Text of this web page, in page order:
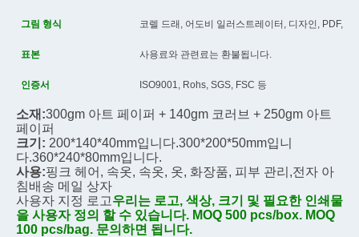
그림 형식 코렐 드래, 어도비 일러스트레이터, 디자인, PDF, 포
표본 사용료와 관련료는 환불됩니다.
인증서 ISO9001, Rohs, SGS, FSC 등
소재:300gm 아트 페이퍼 + 140gm 코러브 + 250gm 아트
페이퍼
크기: 200*140*40mm입니다.300*200*50mm입니
다.360*240*80mm입니다.
사용:핑크 헤어, 속옷, 속옷, 옷, 화장품, 피부 관리,전자 아
침배송 메일 상자
사용자 지정 로고우리는 로고, 색상, 크기 및 필요한 인쇄물
을 사용자 정의 할 수 있습니다. MOQ 500 pcs/box. MOQ
100 pcs/bag. 문의하면 됩니다.